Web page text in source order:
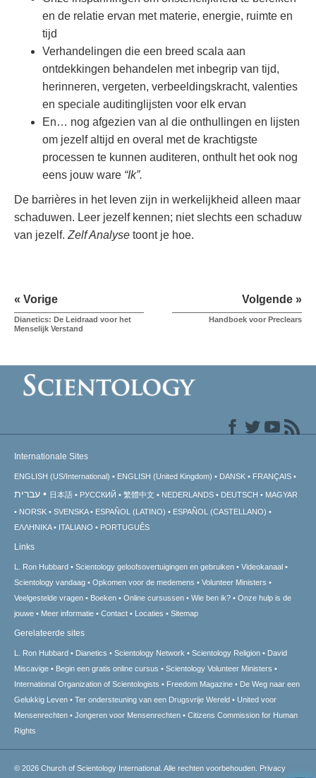
en de relatie ervan met materie, energie, ruimte en
tijd
Verhandelingen die een breed scala aan
ontdekkingen behandelen met inbegrip van tijd,
herinneren, vergeten, verbeeldingskracht, valenties
en speciale auditinglijsten voor elk ervan
En… nog afgezien van al die onthullingen en lijsten
om jezelf altijd en overal met de krachtigste
processen te kunnen auditeren, onthult het ook nog
eens jouw ware “Ik”.
De barrières in het leven zijn in werkelijkheid alleen maar
schaduwen. Leer jezelf kennen; niet slechts een schaduw
van jezelf. Zelf Analyse toont je hoe.
« Vorige
Dianetics: De Leidraad voor het
Menselijk Verstand
Volgende »
Handboek voor Preclears
Internationale Sites
ENGLISH (US/International) ENGLISH (United Kingdom) DANSK FRANÇAIS
עברית 日本語 РУССКИЙ 繁體中文 NEDERLANDS DEUTSCH
MAGYAR
NORSK
SVENSKA ESPAÑOL (LATINO)
ESPAÑOL (CASTELLANO)
ΕΛΛΗΝΙΚA
ITALIANO PORTUGUÊS
Links
L. Ron Hubbard Scientology geloofsovertuigingen en gebruiken
Videokanaal
Scientology vandaag
Opkomen voor de medemens
Volunteer Ministers
Veelgestelde vragen
Boeken Online cursussen Wie ben ik?
Onze hulp is de
jouwe
Meer informatie Contact Locaties Sitemap
Gerelateerde sites
L. Ron Hubbard Dianetics Scientology Network Scientology Religion
David
Miscavige
Begin een gratis online cursus
Scientology Volunteer Ministers
International Organization of Scientologists
Freedom Magazine
De Weg naar een
Gelukkig Leven
Ter ondersteuning van een Drugsvrije Wereld
United voor
Mensenrechten
Jongeren voor Mensenrechten
Citizens Commission for Human
Rights
© 2026 Church of Scientology International. Alle rechten voorbehouden. Privacy